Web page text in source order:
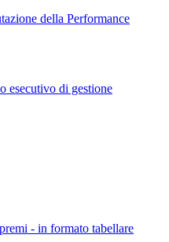
della Performance
esecutivo di gestione
- in formato tabellare